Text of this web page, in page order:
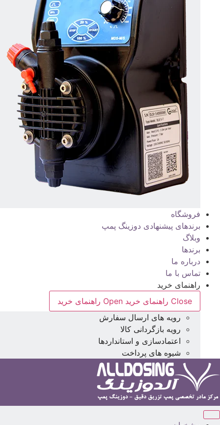
فروشگاه
برندهای پیشنهادی دوزینگ پمپ
وبلاگ
برندها
درباره ما
تماس با ما
راهنمای خرید
Close راهنمای خرید
Open راهنمای خرید
رویه های ارسال سفارش
رویه بازگردانی کالا
اعتمادسازی و استانداردها
شیوه های پرداخت